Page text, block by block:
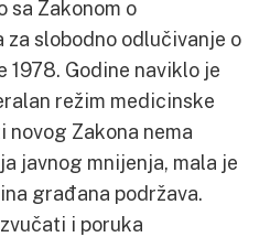
sa Zakonom o
slobodno odlučivanje o
Godine naviklo je
režim medicinske
novog Zakona nema
javnog mnijenja, mala je
građana podržava.
i poruka